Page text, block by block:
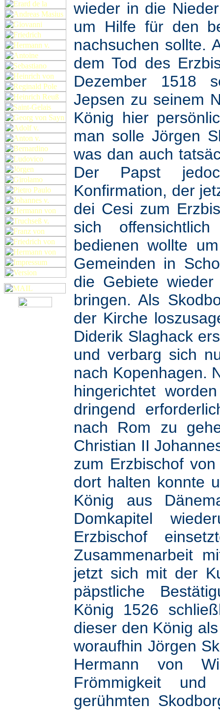
wieder in die
um Hilfe für den
nachsuchen sollte.
dem Tod des
Dezember 1518
Jepsen zu seinem
König hier
man solle Jörgen
was dan auch
Der Papst
Konfirmation, der
dei Cesi zum
sich
bedienen wollte
Gemeinden in
die Gebiete
bringen. Als
der Kirche
Diderik Slaghack
und verbarg sich
nach Kopenhagen.
hingerichtet
dringend
nach Rom zu
Christian II
zum Erzbischof
dort halten konnte
König aus
Domkapitel
Erzbischof
Zusammenarbeit
jetzt sich mit der
päpstliche
König 1526
dieser den König
woraufhin Jörgen
Hermann von
Frömmigkeit und
gerühmten